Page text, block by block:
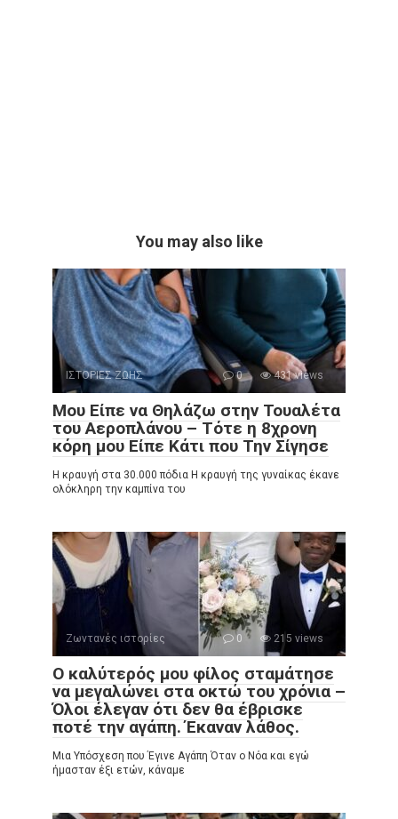
You may also like
ΙΣΤΟΡΙΕΣ ΖΩΗΣ 0 431 views
Μου Είπε να Θηλάζω στην Τουαλέτα
του Αεροπλάνου – Τότε η 8χρονη
κόρη μου Είπε Κάτι που Την Σίγησε
Η κραυγή στα 30.000 πόδια Η κραυγή της γυναίκας έκανε
ολόκληρη την καμπίνα του
Ζωντανές ιστορίες 0 215 views
Ο καλύτερός μου φίλος σταμάτησε
να μεγαλώνει στα οκτώ του χρόνια –
Όλοι έλεγαν ότι δεν θα έβρισκε
ποτέ την αγάπη. Έκαναν λάθος.
Μια Υπόσχεση που Έγινε Αγάπη Όταν ο Νόα και εγώ
ήμασταν έξι ετών, κάναμε